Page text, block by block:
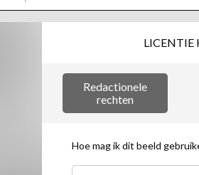
Beelden
Creatief
Video's
LICENTIE
Redactionele
rechten
Hoe mag ik dit beeld